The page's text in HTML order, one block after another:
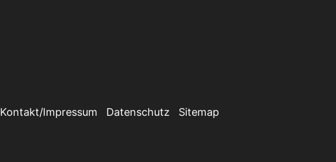
Kontakt/Impressum Datenschutz Sitemap